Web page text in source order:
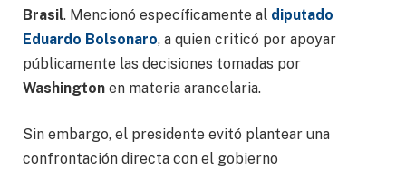
Brasil. Mencionó específicamente al diputado
Eduardo Bolsonaro, a quien criticó por apoyar
públicamente las decisiones tomadas por
Washington en materia arancelaria.
Sin embargo, el presidente evitó plantear una
confrontación directa con el gobierno